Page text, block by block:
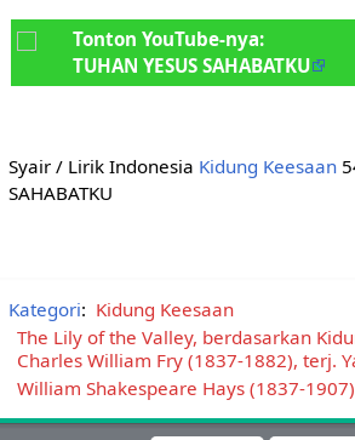
Tonton YouTube-nya:
TUHAN YESUS SAHABATKU
Syair / Lirik Indonesia Kidung Keesaan
SAHABATKU
Kategori: Kidung Keesaan
The Lily of the Valley, berdasarkan
Charles William Fry (1837-1882), terj.
William Shakespeare Hays (1837-1907)